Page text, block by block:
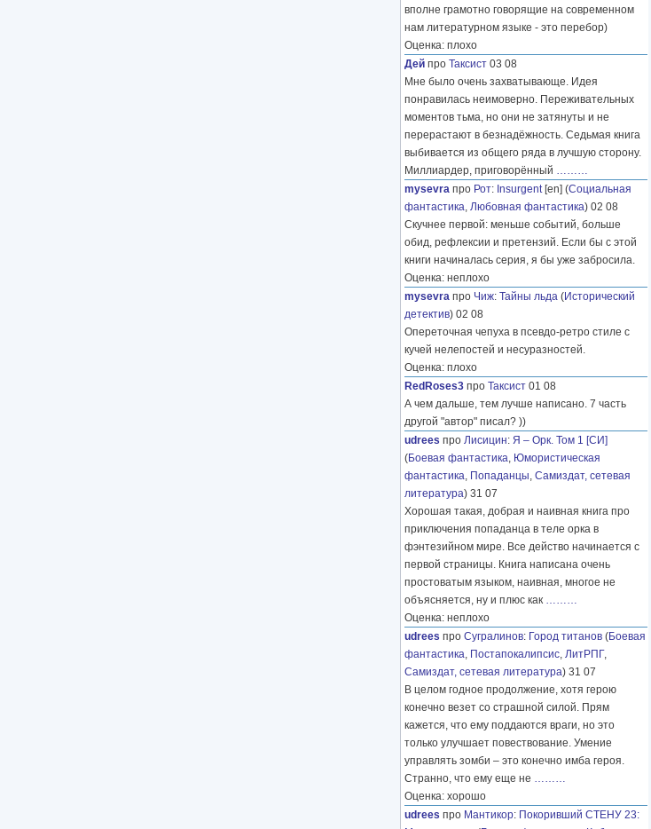
вполне грамотно говорящие на современном
нам литературном языке - это перебор)
Оценка: плохо
Дей про Таксист 03 08
Мне было очень захватывающе. Идея
понравилась неимоверно. Переживательных
моментов тьма, но они не затянуты и не
перерастают в безнадёжность. Седьмая книга
выбивается из общего ряда в лучшую сторону.
Миллиардер, приговорённый ………
mysevra про Рот: Insurgent[en] (Социальная
фантастика, Любовная фантастика) 02 08
Скучнее первой: меньше событий, больше
обид, рефлексии и претензий. Если бы с этой
книги начиналась серия, я бы уже забросила.
Оценка: неплохо
mysevra про Чиж: Тайны льда (Исторический
детектив) 02 08
Опереточная чепуха в псевдо-ретро стиле с
кучей нелепостей и несуразностей.
Оценка: плохо
RedRoses3 про Таксист 01 08
А чем дальше, тем лучше написано. 7 часть
другой "автор" писал? ))
udrees про Лисицин: Я – Орк. Том 1 [СИ]
(Боевая фантастика, Юмористическая
фантастика, Попаданцы, Самиздат, сетевая
литература) 31 07
Хорошая такая, добрая и наивная книга про
приключения попаданца в теле орка в
фэнтезийном мире. Все действо начинается с
первой страницы. Книга написана очень
простоватым языком, наивная, многое не
объясняется, ну и плюс как ………
Оценка: неплохо
udrees про Сугралинов: Город титанов (Боевая
фантастика, Постапокалипсис, ЛитРПГ,
Самиздат, сетевая литература) 31 07
В целом годное продолжение, хотя герою
конечно везет со страшной силой. Прям
кажется, что ему поддаются враги, но это
только улучшает повествование. Умение
управлять зомби – это конечно имба героя.
Странно, что ему еще не ………
Оценка: хорошо
udrees про Мантикор: Покоривший СТЕНУ 23: